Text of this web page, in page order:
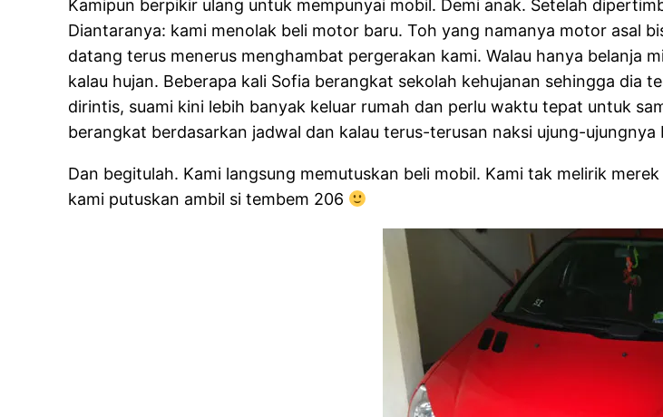
Kamipun berpikir ulang untuk mempunyai mobil. Demi anak. Setelah
Diantaranya: kami menolak beli motor baru. Toh yang namanya motor asal
datang terus menerus menghambat pergerakan kami. Walau hanya belanja
kalau hujan. Beberapa kali Sofia berangkat sekolah kehujanan sehingga dia
dirintis, suami kini lebih banyak keluar rumah dan perlu waktu tepat untuk
berangkat berdasarkan jadwal dan kalau terus-terusan naksi ujung-ujungnya
Dan begitulah. Kami langsung memutuskan beli mobil. Kami tak melirik
kami putuskan ambil si tembem 206